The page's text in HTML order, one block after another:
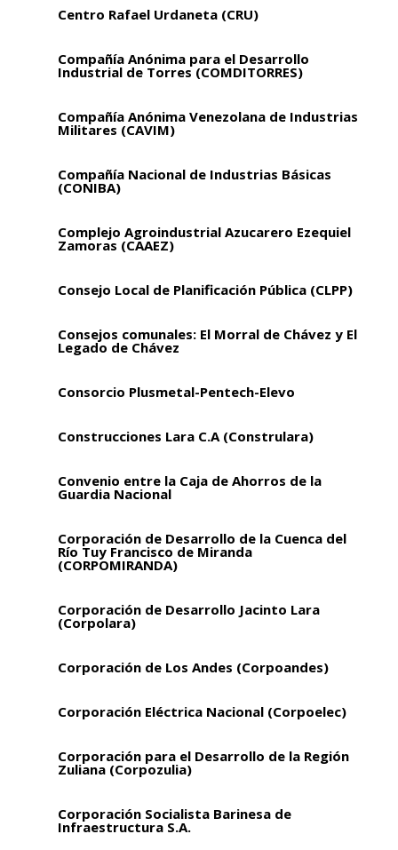
Centro Rafael Urdaneta (CRU)
Compañía Anónima para el Desarrollo
Industrial de Torres (COMDITORRES)
Compañía Anónima Venezolana de Industrias
Militares (CAVIM)
Compañía Nacional de Industrias Básicas
(CONIBA)
Complejo Agroindustrial Azucarero Ezequiel
Zamoras (CAAEZ)
Consejo Local de Planificación Pública (CLPP)
Consejos comunales: El Morral de Chávez y El
Legado de Chávez
Consorcio Plusmetal-Pentech-Elevo
Construcciones Lara C.A (Construlara)
Convenio entre la Caja de Ahorros de la
Guardia Nacional
Corporación de Desarrollo de la Cuenca del
Río Tuy Francisco de Miranda
(CORPOMIRANDA)
Corporación de Desarrollo Jacinto Lara
(Corpolara)
Corporación de Los Andes (Corpoandes)
Corporación Eléctrica Nacional (Corpoelec)
Corporación para el Desarrollo de la Región
Zuliana (Corpozulia)
Corporación Socialista Barinesa de
Infraestructura S.A.